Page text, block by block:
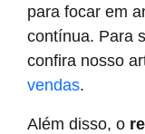
para focar em
contínua. Para
confira nosso
vendas.
Além disso, o